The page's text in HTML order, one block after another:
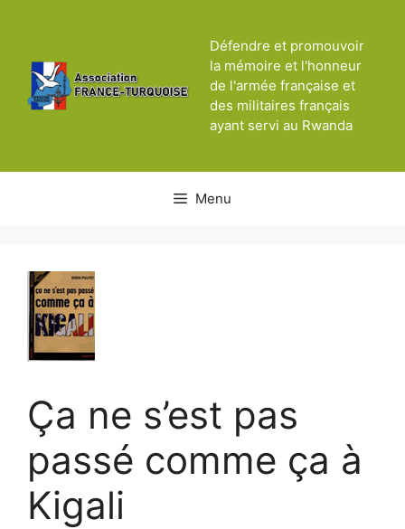
Défendre et promouvoir
la mémoire et l'honneur
de l'armée française et
des militaires français
ayant servi au Rwanda
Menu
Ça ne s’est pas
passé comme ça à
Kigali